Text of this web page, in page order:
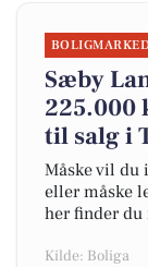
Sæby
225.000
til salg i
Måske vil du
eller måske
her finder
Kilde: Boliga